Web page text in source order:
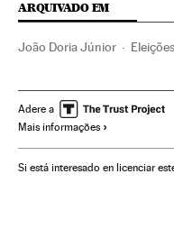
ARQUIVADO EM
João Doria Júnior
Investigação policial
Caso Petrobras
Eleições municipais São
Adere a
Mais informações
Si está interesado en licenciar